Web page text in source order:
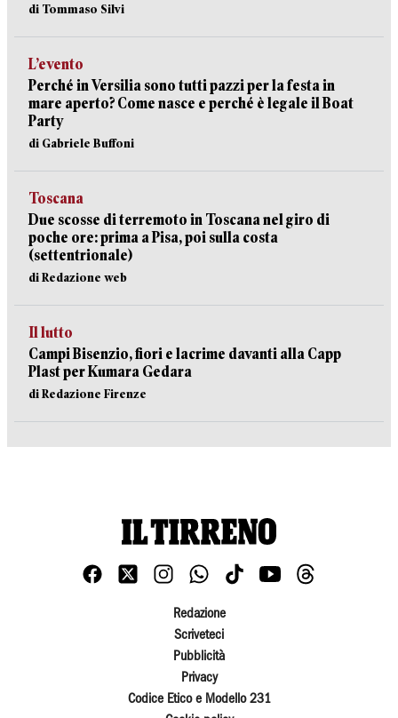
di Tommaso Silvi
L’evento
Perché in Versilia sono tutti pazzi per la festa in
mare aperto? Come nasce e perché è legale il Boat
Party
di Gabriele Buffoni
Toscana
Due scosse di terremoto in Toscana nel giro di
poche ore: prima a Pisa, poi sulla costa
(settentrionale)
di Redazione web
Il lutto
Campi Bisenzio, fiori e lacrime davanti alla Capp
Plast per Kumara Gedara
di Redazione Firenze
Redazione
Scriveteci
Pubblicità
Privacy
Codice Etico e Modello 231